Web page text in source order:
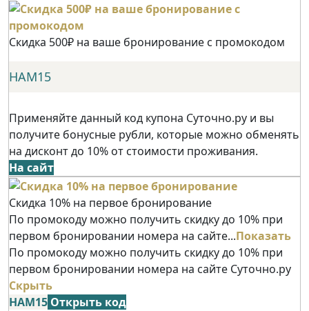
Скидка 500₽ на ваше бронирование с промокодом
НАМ15
Применяйте данный код купона Суточно.ру и вы
получите бонусные рубли, которые можно обменять
на дисконт до 10% от стоимости проживания.
На сайт
Скидка 10% на первое бронирование
По промокоду можно получить скидку до 10% при
первом бронировании номера на сайте...Показать
По промокоду можно получить скидку до 10% при
первом бронировании номера на сайте Суточно.ру
Скрыть
НАМ15 Открыть код